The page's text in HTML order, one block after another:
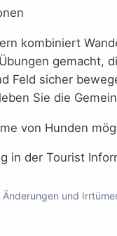
kombiniert
gemacht,
Feld sicher
Sie die
von Hunden
in der Tourist
Änderungen und